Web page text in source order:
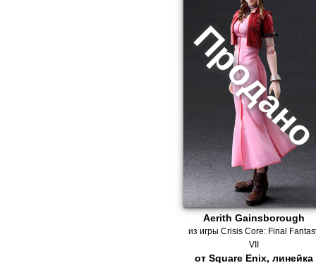
Aerith Gainsborough
из игры Crisis Core: Final
VII
от Square Enix, линейка